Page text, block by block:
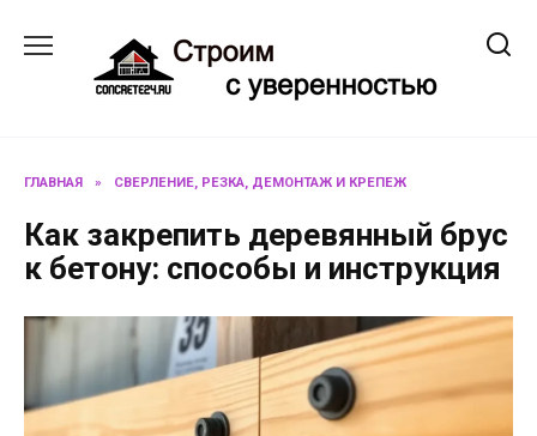
содержанию
ГЛАВНАЯ » СВЕРЛЕНИЕ, РЕЗКА, ДЕМОНТАЖ И КРЕПЕЖ
Как закрепить деревянный брус
к бетону: способы и инструкция